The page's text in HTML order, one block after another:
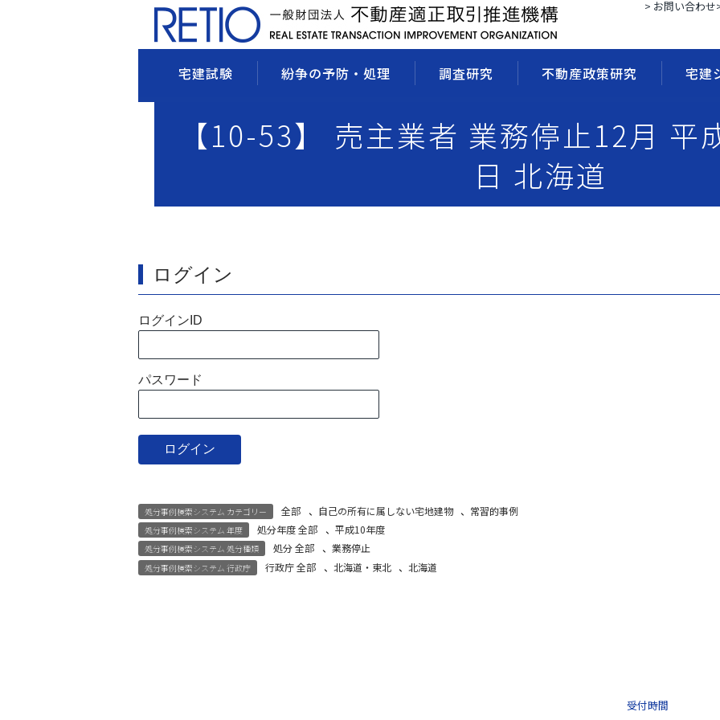
> お問い合わせ
宅建試験 紛争の予防・処理 調査研究 不動産政策研究 宅建
【10-53】 売主業者 業務停止12月 平
日 北海道
ログイン
ログインID
パスワード
処分事例検索システム カテゴリー 全部 、 自己の所有に属しない宅地建物 、 常習的事例
処分事例検索システム 年度 処分年度 全部 、 平成10年度
処分事例検索システム 処分種類 処分 全部 、 業務停止
処分事例検索システム 行政庁 行政庁 全部 、 北海道・東北 、北海道
受付時間